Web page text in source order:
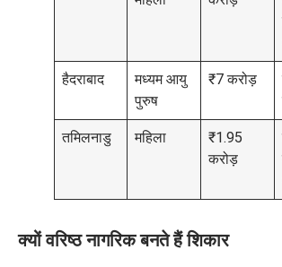
हैदराबाद
मध्यम आयु
पुरुष
₹7 करोड़
तमिलनाडु महिला
₹1.95
करोड़
क्यों वरिष्ठ नागरिक बनते हैं शिकार